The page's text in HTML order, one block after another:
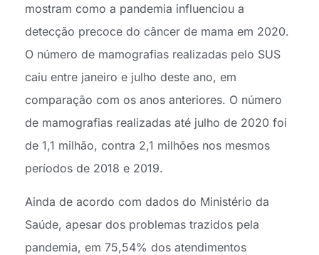
mostram como a pandemia influenciou a
detecção precoce do câncer de mama em 2020.
O número de mamografias realizadas pelo SUS
caiu entre janeiro e julho deste ano, em
comparação com os anos anteriores. O número
de mamografias realizadas até julho de 2020 foi
de 1,1 milhão, contra 2,1 milhões nos mesmos
períodos de 2018 e 2019.
Ainda de acordo com dados do Ministério da
Saúde, apesar dos problemas trazidos pela
pandemia, em 75,54% dos atendimentos